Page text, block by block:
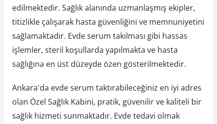
edilmektedir. Sağlık alanında uzmanlaşmış ekipler,
titizlikle çalışarak hasta güvenliğini ve memnuniyetini
sağlamaktadır. Evde serum takılması gibi hassas
işlemler, steril koşullarda yapılmakta ve hasta
sağlığına en üst düzeyde özen gösterilmektedir.
Ankara'da evde serum taktırabileceğiniz en iyi adres
olan Özel Sağlık Kabini, pratik, güvenilir ve kaliteli bir
sağlık hizmeti sunmaktadır. Evde tedavi olmak